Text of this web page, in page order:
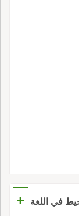
في اللغة
+